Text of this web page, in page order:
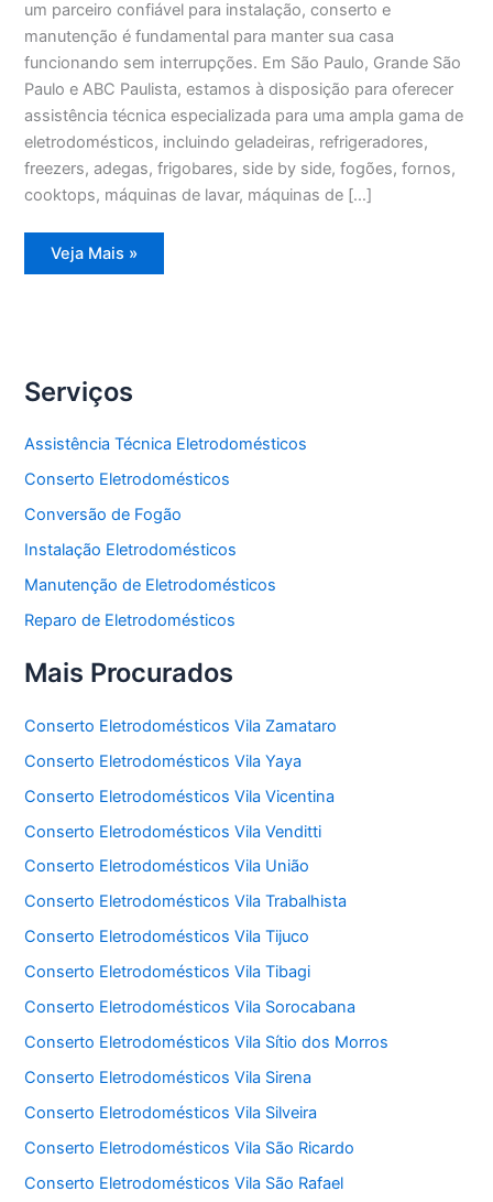
um parceiro confiável para instalação, conserto e
manutenção é fundamental para manter sua casa
funcionando sem interrupções. Em São Paulo, Grande São
Paulo e ABC Paulista, estamos à disposição para oferecer
assistência técnica especializada para uma ampla gama de
eletrodomésticos, incluindo geladeiras, refrigeradores,
freezers, adegas, frigobares, side by side, fogões, fornos,
cooktops, máquinas de lavar, máquinas de […]
Assistência
Técnica
Veja Mais »
Serviços
Assistência Técnica Eletrodomésticos
Conserto Eletrodomésticos
Conversão de Fogão
Instalação Eletrodomésticos
Manutenção de Eletrodomésticos
Reparo de Eletrodomésticos
Mais Procurados
Conserto Eletrodomésticos Vila Zamataro
Conserto Eletrodomésticos Vila Yaya
Conserto Eletrodomésticos Vila Vicentina
Conserto Eletrodomésticos Vila Venditti
Conserto Eletrodomésticos Vila União
Conserto Eletrodomésticos Vila Trabalhista
Conserto Eletrodomésticos Vila Tijuco
Conserto Eletrodomésticos Vila Tibagi
Conserto Eletrodomésticos Vila Sorocabana
Conserto Eletrodomésticos Vila Sítio dos Morros
Conserto Eletrodomésticos Vila Sirena
Conserto Eletrodomésticos Vila Silveira
Conserto Eletrodomésticos Vila São Ricardo
Conserto Eletrodomésticos Vila São Rafael